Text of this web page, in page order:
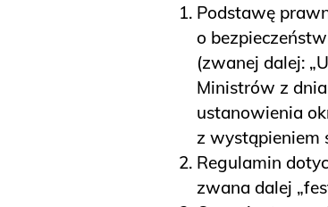
Podstawę
o
(zwanej dalej:
Ministrów z
ustanowienia
z wystąpieniem
Regulamin
zwana dalej